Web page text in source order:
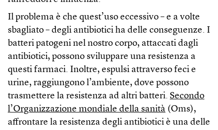
Il problema è che quest’uso eccessivo – e a volte
sbagliato – degli antibiotici ha delle conseguenze. I
batteri patogeni nel nostro corpo, attaccati dagli
antibiotici, possono sviluppare una resistenza a
questi farmaci. Inoltre, espulsi attraverso feci e
urine, raggiungono l’ambiente, dove possono
trasmettere la resistenza ad altri batteri. Secondo
l’Organizzazione mondiale della sanità (Oms),
affrontare la resistenza degli antibiotici è una delle